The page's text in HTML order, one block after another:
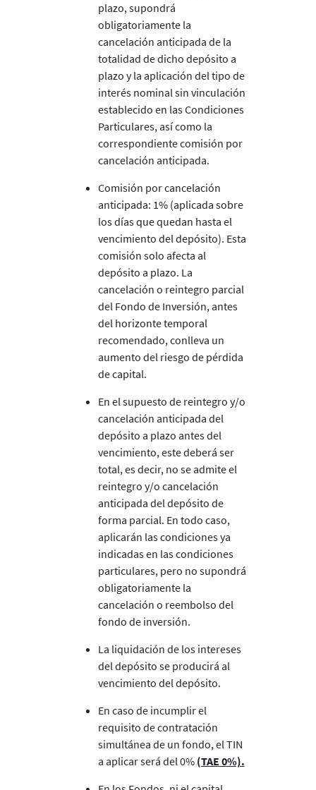
plazo, supondrá
obligatoriamente la
cancelación anticipada de la
totalidad de dicho depósito a
plazo y la aplicación del tipo de
interés nominal sin vinculación
establecido en las Condiciones
Particulares, así como la
correspondiente comisión por
cancelación anticipada.
Comisión por cancelación
anticipada: 1% (aplicada sobre
los días que quedan hasta el
vencimiento del depósito). Esta
comisión solo afecta al
depósito a plazo. La
cancelación o reintegro parcial
del Fondo de Inversión, antes
del horizonte temporal
recomendado, conlleva un
aumento del riesgo de pérdida
de capital.
En el supuesto de reintegro y/o
cancelación anticipada del
depósito a plazo antes del
vencimiento, este deberá ser
total, es decir, no se admite el
reintegro y/o cancelación
anticipada del depósito de
forma parcial. En todo caso,
aplicarán las condiciones ya
indicadas en las condiciones
particulares, pero no supondrá
obligatoriamente la
cancelación o reembolso del
fondo de inversión.
La liquidación de los intereses
del depósito se producirá al
vencimiento del depósito.
En caso de incumplir el
requisito de contratación
simultánea de un fondo, el TIN
a aplicar será del 0% (TAE 0%).